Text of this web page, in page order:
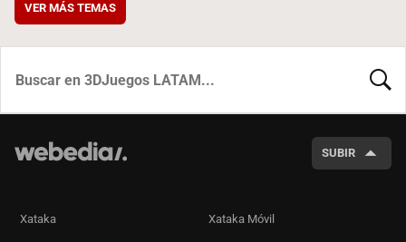
VER MÁS TEMAS
SUBIR
Xataka Xataka Móvil